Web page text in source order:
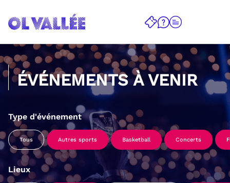
ÉVÉNEMENTS À VENIR
Type d'événement
Tous Autres sports Basketball Concerts
Lieux